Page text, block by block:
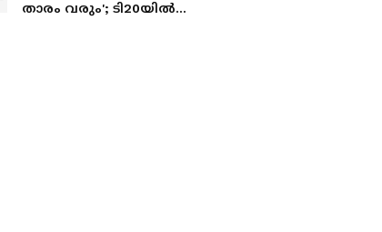
താരം വരും'; ടി20യിൽ